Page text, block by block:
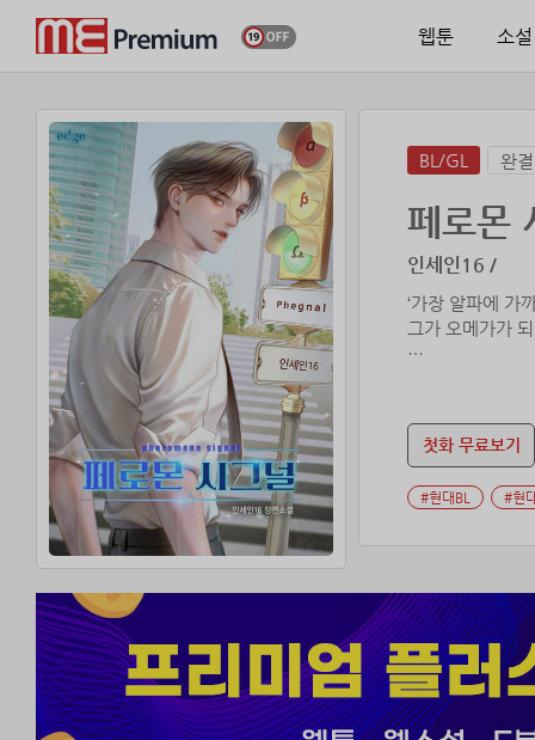
웹툰 소설
BL/GL 완결
페로몬
인세인16 /
‘가장 알파에 가
그가 오메가가
그것도 모자라
알파 출연진 모
“이럴 리 없는데.”
도무지 그를 오
첫화 무료보기
#현대BL #현